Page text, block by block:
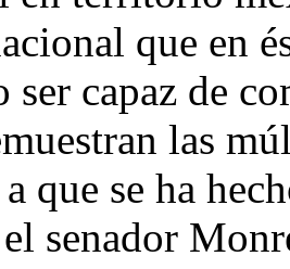
que en
ser capaz de
las
que se ha
senador